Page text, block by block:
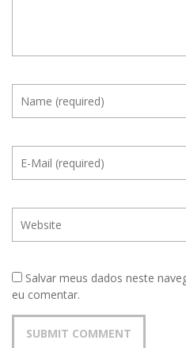
Salvar meus dados neste
eu comentar.